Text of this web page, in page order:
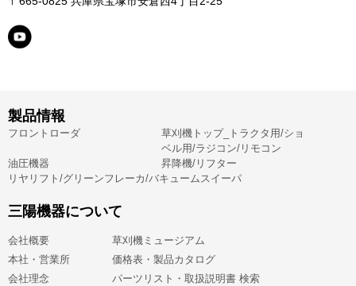
製品情報
フロントローダ
草刈機トップ_トラクタ用/ショ
ベル用/ラジコン/リモコン
油圧機器
昇降機/リフター
リヤリフト/グリーンフレーカ/バキュームスイーパ
三陽機器について
会社概要
本社・営業所
会社理念
草刈機ミュージアム
価格表・製品カタログ
パーツリスト・取扱説明書 検索